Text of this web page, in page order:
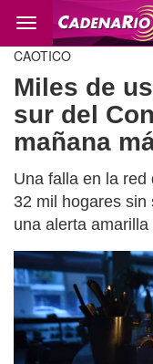
Cambio
CAOTICO
Miles de
sur del
mañana
Una falla en la
32 mil hogares sin
una alerta